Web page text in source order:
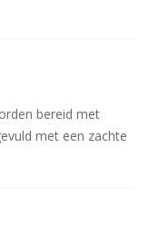
bereid met
met een zachte